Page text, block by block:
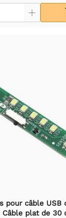
pour câble USB
plat de 30